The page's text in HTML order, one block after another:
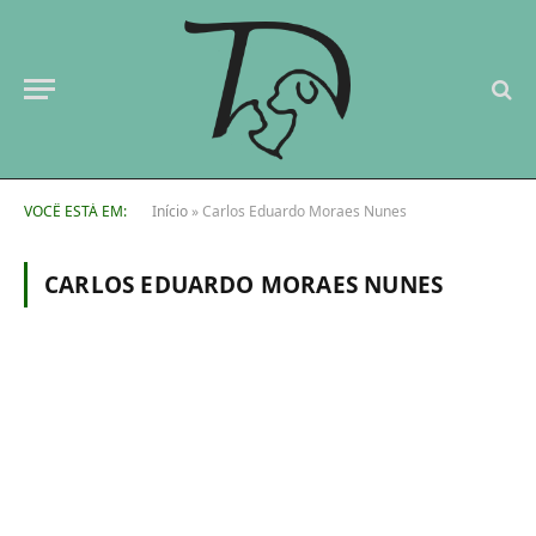
VOCÊ ESTÁ EM: Início »Carlos Eduardo Moraes Nunes
CARLOS EDUARDO MORAES NUNES